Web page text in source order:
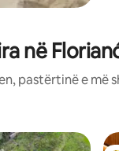
në
pastërtinë e më